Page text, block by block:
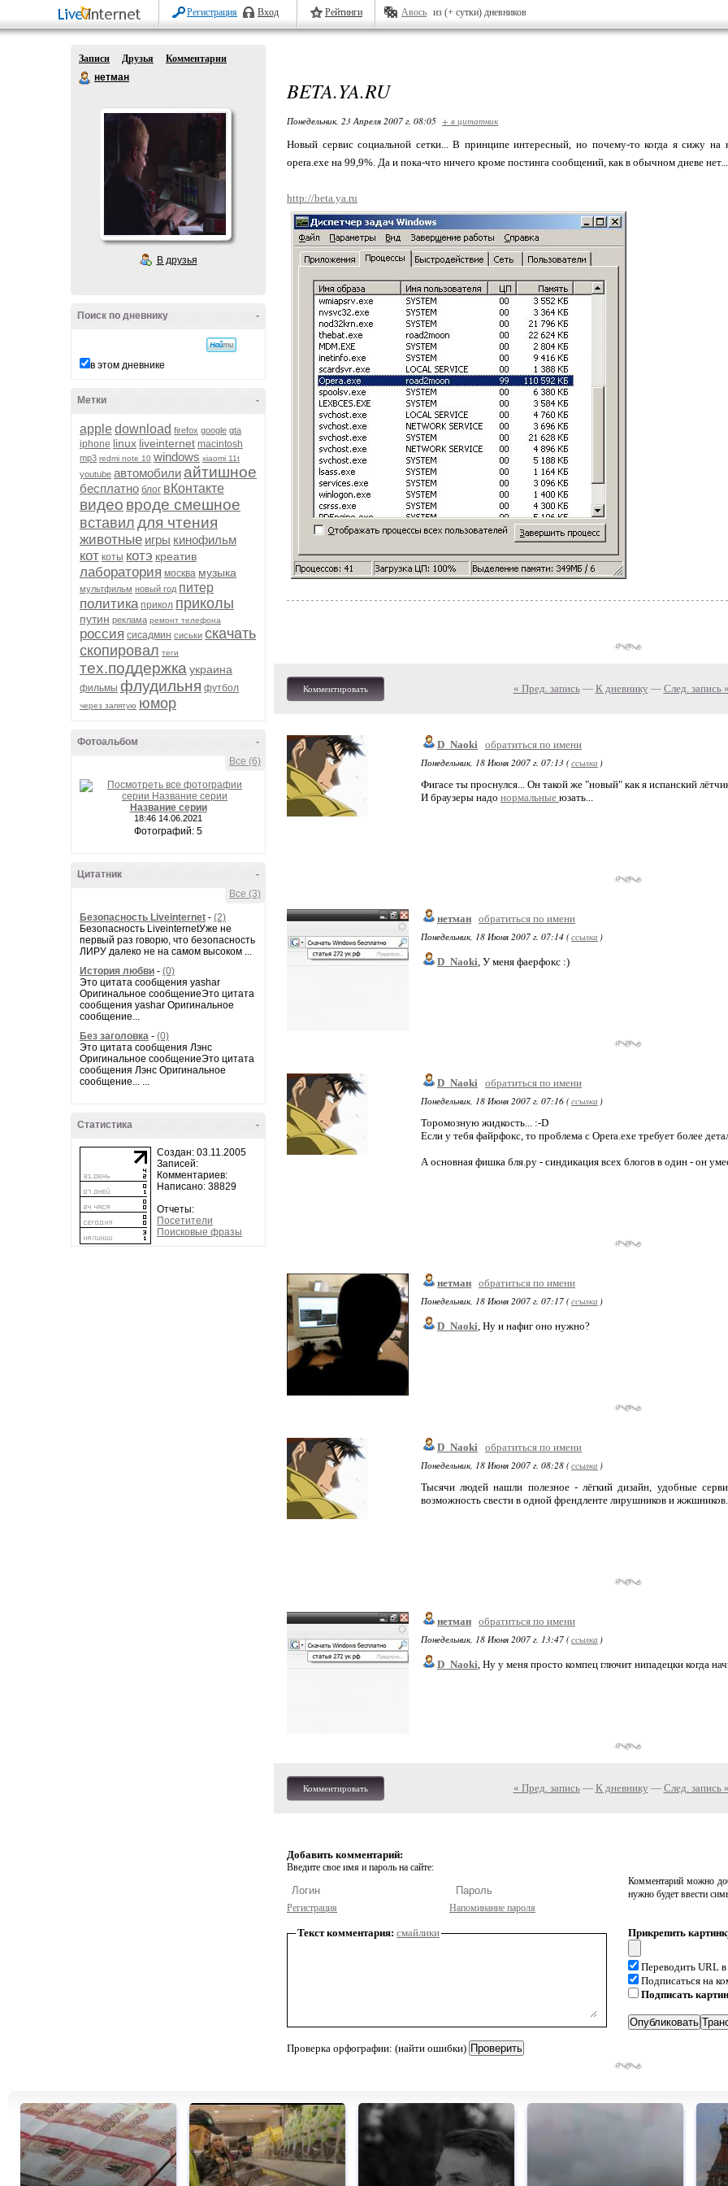
Регистрация Вход Рейтинги Авось из (+ сутки) дневников
Записи Друзья
Комментарии
нетман
В друзья
-
Поиск по дневнику
в этом дневнике
-
Метки
appledownload firefox google gta
iphone linux liveinternet macintosh
mp3 redmi note 10 windows xiaomi 11t
youtube автомобили айтишное
бесплатно блог вКонтакте
видео вроде смешное
вставил для чтения
животные игры кинофильм
кот коты котэ креатив
лаборатория москва музыка
мультфильм новый год питер
политика прикол приколы
путин реклама ремонт телефона
россия сисадмин сиськи скачать
скопировал теги
тех.поддержка украина
фильмы флудильня футбол
через запятую юмор
-
Фотоальбом
Все (6)
Название серии
18:46 14.06.2021
Фотографий: 5
-
Цитатник
Все (3)
Безопасность Liveinternet - (2)
Безопасность LiveinternetУже не
первый раз говорю, что безопасность
ЛИРУ далеко не на самом высоком ...
История любви - (0)
Это цитата сообщения yashar
Оригинальное сообщениеЭто цитата
сообщения yashar Оригинальное
сообщение...
Без заголовка - (0)
Это цитата сообщения Лэнс
Оригинальное сообщениеЭто цитата
сообщения Лэнс Оригинальное
сообщение... ...
-
Статистика
Создан: 03.11.2005
Записей:
Комментариев:
Написано: 38829
Отчеты:
Посетители
Поисковые фразы
BETA.YA.RU
Понедельник, 23 Апреля 2007 г. 08:05 + в цитатник
Новый сервис социальной сетки... В принципе интересный, но почему-то когда я сижу на
opera.exe на 99,9%. Да и пока-что ничего кроме постинга сообщений, как в обычном дневе
http://beta.ya.ru
Комментировать « Пред. запись— К дневнику — След. запись »
D_Naoki обратиться по имени
Понедельник, 18 Июня 2007 г. 07:13 (ссылка )
Фигасе ты проснулся... Он такой же "новый" как я испанский
И браузеры надо нормальные юзать...
нетман обратиться по имени
Понедельник, 18 Июня 2007 г. 07:14 (ссылка )
D_Naoki, У меня фаерфокс :)
D_Naoki обратиться по имени
Понедельник, 18 Июня 2007 г. 07:16 (ссылка )
Торомозную жидкость... :-D
Если у тебя файрфокс, то проблема с Opera.exe требует более
А основная фишка бля.ру - синдикация всех блогов в один - он
нетман обратиться по имени
Понедельник, 18 Июня 2007 г. 07:17 (ссылка )
D_Naoki, Ну и нафиг оно нужно?
D_Naoki обратиться по имени
Понедельник, 18 Июня 2007 г. 08:28 (ссылка )
Тысячи людей нашли полезное - лёгкий дизайн, удобные
возможность свести в одной френдленте лирушников и жжшников.
нетман обратиться по имени
Понедельник, 18 Июня 2007 г. 13:47 (ссылка )
D_Naoki, Ну у меня просто компец глючит нипадецки когда
Комментировать « Пред. запись— К дневнику — След. запись »
Добавить комментарий:
Введите свое имя и пароль на сайте:
Регистрация Напоминание пароля
Комментарий можно
нужно будет ввести
Текст комментария: смайлики
Проверка орфографии: (найти ошибки)
Прикрепить
Переводить URL
Подписаться на
Подписать